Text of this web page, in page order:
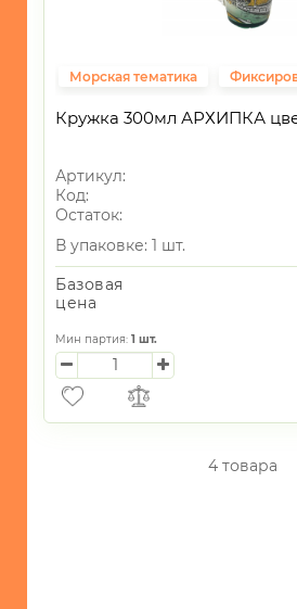
ОГОРОД
ассортимент
Доски 1
Морская тематика
Кружка 300мл АРХИПКА
Артикул:
Код:
Остаток:
В упаковке: 1 шт.
Базовая
цена
Мин партия: 1 шт.
4 товара